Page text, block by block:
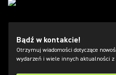
Bądź w kontakcie!
Otrzymuj wiadomości dotyczące
wydarzeń i wiele innych aktualności